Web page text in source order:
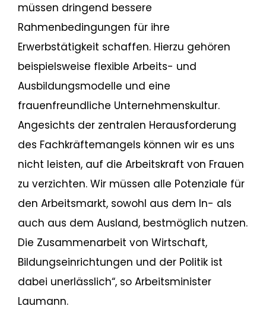
müssen dringend bessere
Rahmenbedingungen für ihre
Erwerbstätigkeit schaffen. Hierzu gehören
beispielsweise flexible Arbeits- und
Ausbildungsmodelle und eine
frauenfreundliche Unternehmenskultur.
Angesichts der zentralen Herausforderung
des Fachkräftemangels können wir es uns
nicht leisten, auf die Arbeitskraft von Frauen
zu verzichten. Wir müssen alle Potenziale für
den Arbeitsmarkt, sowohl aus dem In- als
auch aus dem Ausland, bestmöglich nutzen.
Die Zusammenarbeit von Wirtschaft,
Bildungseinrichtungen und der Politik ist
dabei unerlässlich“, so Arbeitsminister
Laumann.